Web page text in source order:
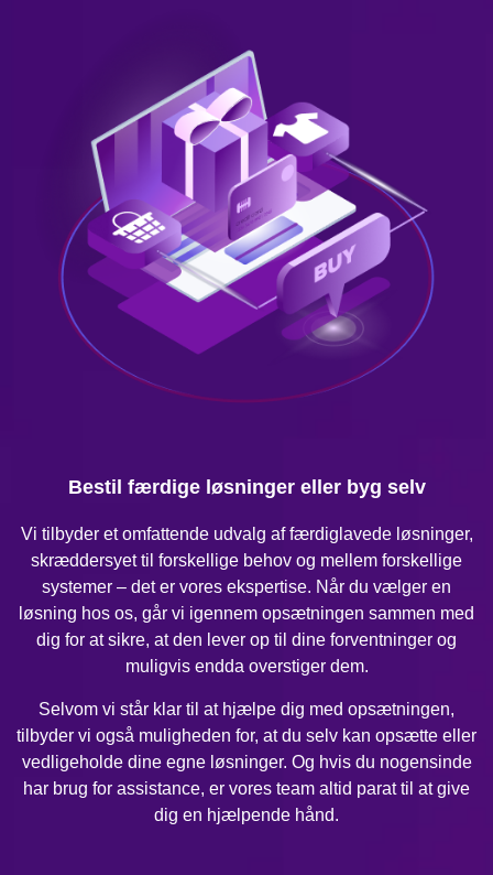
Bestil færdige løsninger eller byg selv
Vi tilbyder et omfattende udvalg af færdiglavede løsninger,
skræddersyet til forskellige behov og mellem forskellige
systemer – det er vores ekspertise. Når du vælger en
løsning hos os, går vi igennem opsætningen sammen med
dig for at sikre, at den lever op til dine forventninger og
muligvis endda overstiger dem.
Selvom vi står klar til at hjælpe dig med opsætningen,
tilbyder vi også muligheden for, at du selv kan opsætte eller
vedligeholde dine egne løsninger. Og hvis du nogensinde
har brug for assistance, er vores team altid parat til at give
dig en hjælpende hånd.